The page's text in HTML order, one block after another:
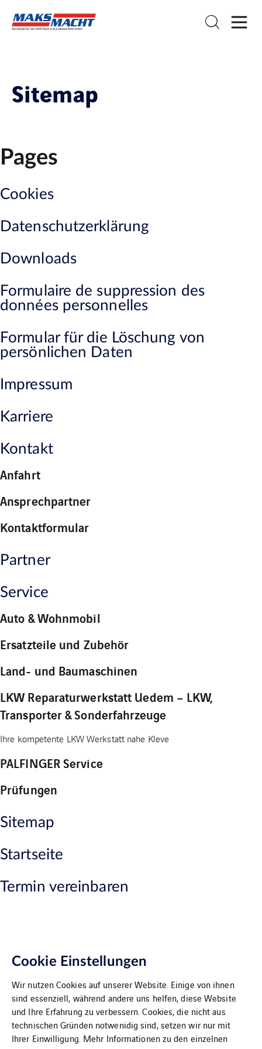
Sitemap
Pages
Cookies
Datenschutzerklärung
Downloads
Formulaire de suppression des
données personnelles
Formular für die Löschung von
persönlichen Daten
Impressum
Karriere
Kontakt
Anfahrt
Ansprechpartner
Kontaktformular
Partner
Service
Auto & Wohnmobil
Ersatzteile und Zubehör
Land- und Baumaschinen
LKW Reparaturwerkstatt Uedem – LKW,
Transporter & Sonderfahrzeuge
Ihre kompetente LKW Werkstatt nahe Kleve
PALFINGER Service
Prüfungen
Sitemap
Startseite
Termin vereinbaren
Downloads
Cookie Einstellungen
Wir nutzen Cookies auf unserer Website. Einige von ihnen
sind essenziell, während andere uns helfen, diese Website
und Ihre Erfahrung zu verbessern. Cookies, die nicht aus
technischen Gründen notwenidig sind, setzen wir nur mit
Ihrer Einwilligung. Mehr Informationen zu den einzelnen